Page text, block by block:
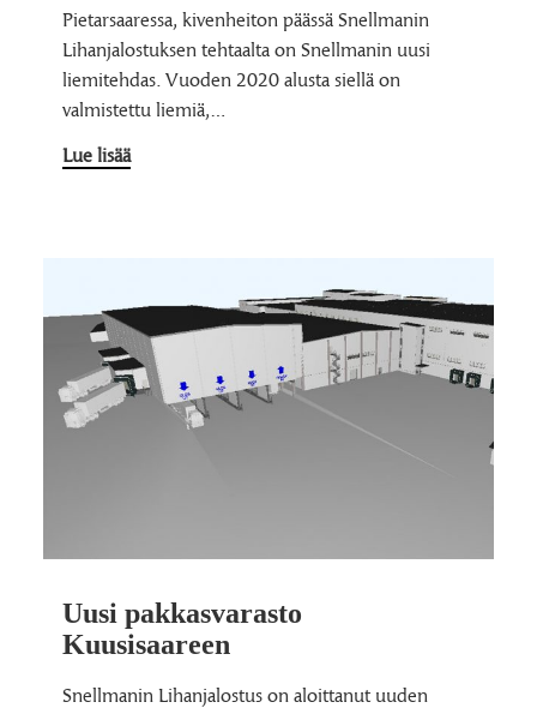
Pietarsaaressa, kivenheiton päässä Snellmanin
Lihanjalostuksen tehtaalta on Snellmanin uusi
liemitehdas. Vuoden 2020 alusta siellä on
valmistettu liemiä,…
Lue lisää
Uusi pakkasvarasto
Kuusisaareen
Snellmanin Lihanjalostus on aloittanut uuden